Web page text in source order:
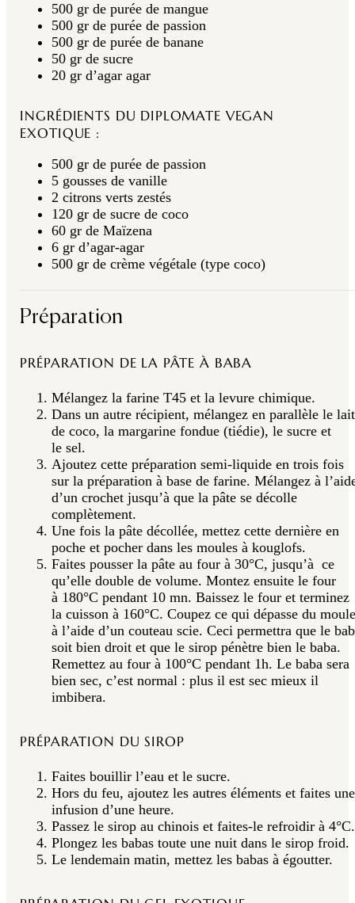
500 gr de purée de mangue
500 gr de purée de passion
500 gr de purée de banane
50 gr de sucre
20 gr d’agar agar
INGRÉDIENTS DU DIPLOMATE VEGAN
EXOTIQUE :
500 gr de purée de passion
5 gousses de vanille
2 citrons verts zestés
120 gr de sucre de coco
60 gr de Maïzena
6 gr d’agar-agar
500 gr de crème végétale (type coco)
Préparation
PRÉPARATION DE LA PÂTE À BABA
Mélangez la farine T45 et la levure chimique.
Dans un autre récipient, mélangez en parallèle le lait
de coco, la margarine fondue (tiédie), le sucre et
le sel.
Ajoutez cette préparation semi-liquide en trois fois
sur la préparation à base de farine. Mélangez à
d’un crochet jusqu’à que la pâte se décolle
complètement.
Une fois la pâte décollée, mettez cette dernière en
poche et pocher dans les moules à kouglofs.
Faites pousser la pâte au four à 30°C, jusqu’à ce
qu’elle double de volume. Montez ensuite le four
à 180°C pendant 10 mn. Baissez le four et terminez
la cuisson à 160°C. Coupez ce qui dépasse du moule
à l’aide d’un couteau scie. Ceci permettra que le
soit bien droit et que le sirop pénètre bien le baba.
Remettez au four à 100°C pendant 1h. Le baba sera
bien sec, c’est normal : plus il est sec mieux il
imbibera.
PRÉPARATION DU SIROP
Faites bouillir l’eau et le sucre.
Hors du feu, ajoutez les autres éléments et faites une
infusion d’une heure.
Passez le sirop au chinois et faites-le refroidir à
Plongez les babas toute une nuit dans le sirop froid.
Le lendemain matin, mettez les babas à égoutter.